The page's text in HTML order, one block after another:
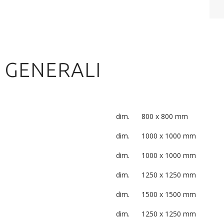
dim. 800 x 800 mm
dim. 1000 x 1000 mm
dim. 1000 x 1000 mm
dim. 1250 x 1250 mm
dim. 1500 x 1500 mm
dim. 1250 x 1250 mm